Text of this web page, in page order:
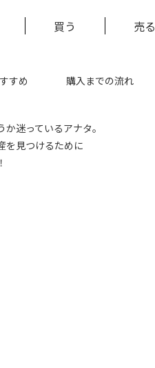
買う 売る
迷っているアナタ。
を見つけるために
すめ 購入までの流れ